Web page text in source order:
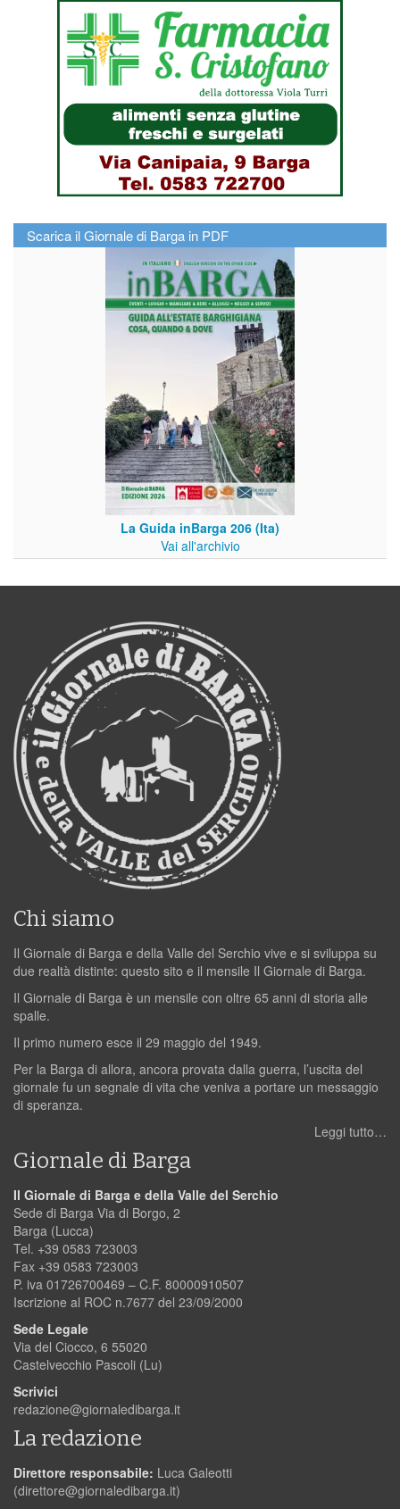
Scarica il Giornale di Barga in PDF
La Guida inBarga 206 (Ita)
Vai all'archivio
Chi siamo
Il Giornale di Barga e della Valle del Serchio vive e si sviluppa su
due realtà distinte: questo sito e il mensile Il Giornale di Barga.
Il Giornale di Barga è un mensile con oltre 65 anni di storia alle
spalle.
Il primo numero esce il 29 maggio del 1949.
Per la Barga di allora, ancora provata dalla guerra, l’uscita del
giornale fu un segnale di vita che veniva a portare un messaggio
di speranza.
Leggi tutto…
Giornale di Barga
Il Giornale di Barga e della Valle del Serchio
Sede di Barga Via di Borgo, 2
Barga (Lucca)
Tel. +39 0583 723003
Fax +39 0583 723003
P. iva 01726700469 – C.F. 80000910507
Iscrizione al ROC n.7677 del 23/09/2000
Sede Legale
Via del Ciocco, 6 55020
Castelvecchio Pascoli (Lu)
Scrivici
redazione@giornaledibarga.it
La redazione
Direttore responsabile: Luca Galeotti
(direttore@giornaledibarga.it)